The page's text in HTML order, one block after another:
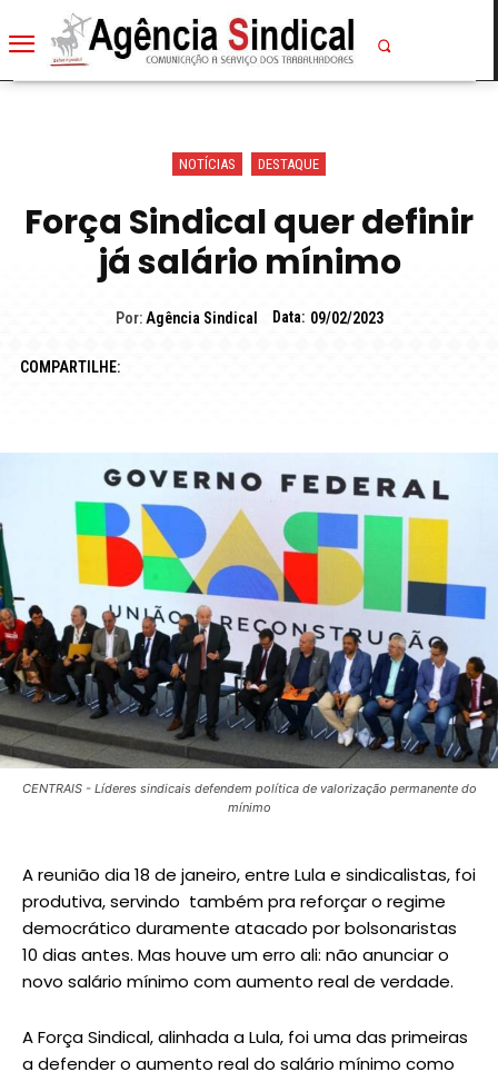
NOTÍCIAS DESTAQUE
Força Sindical quer definir
já salário mínimo
Por: Agência Sindical Data: 09/02/2023
COMPARTILHE:
CENTRAIS - Líderes sindicais defendem política de valorização permanente do
mínimo
A reunião dia 18 de janeiro, entre Lula e sindicalistas, foi
produtiva, servindo também pra reforçar o regime
democrático duramente atacado por bolsonaristas
10 dias antes. Mas houve um erro ali: não anunciar o
novo salário mínimo com aumento real de verdade.
A Força Sindical, alinhada a Lula, foi uma das primeiras
a defender o aumento real do salário mínimo como